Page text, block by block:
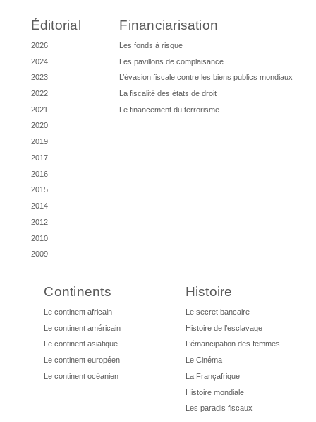
Éditorial
2026
2024
2023
2022
2021
2020
2019
2017
2016
2015
2014
2012
2010
2009
Financiarisation
Les fonds à risque
Les pavillons de complaisance
L’évasion fiscale contre les biens publics mondiaux
La fiscalité des états de droit
Le financement du terrorisme
Continents
Le continent africain
Le continent américain
Le continent asiatique
Le continent européen
Le continent océanien
Histoire
Le secret bancaire
Histoire de l’esclavage
L’émancipation des femmes
Le Cinéma
La Françafrique
Histoire mondiale
Les paradis fiscaux